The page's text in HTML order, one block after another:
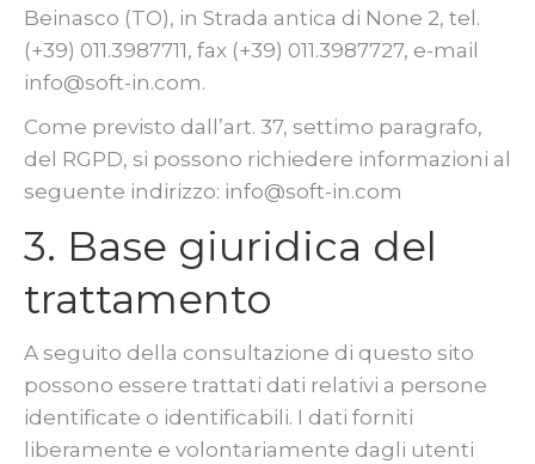
Beinasco (TO), in Strada antica di None 2, tel.
(+39) 011.3987711, fax (+39) 011.3987727, e-mail
info@soft-in.com.
Come previsto dall’art. 37, settimo paragrafo,
del RGPD, si possono richiedere informazioni al
seguente indirizzo: info@soft-in.com
3. Base giuridica del
trattamento
A seguito della consultazione di questo sito
possono essere trattati dati relativi a persone
identificate o identificabili. I dati forniti
liberamente e volontariamente dagli utenti